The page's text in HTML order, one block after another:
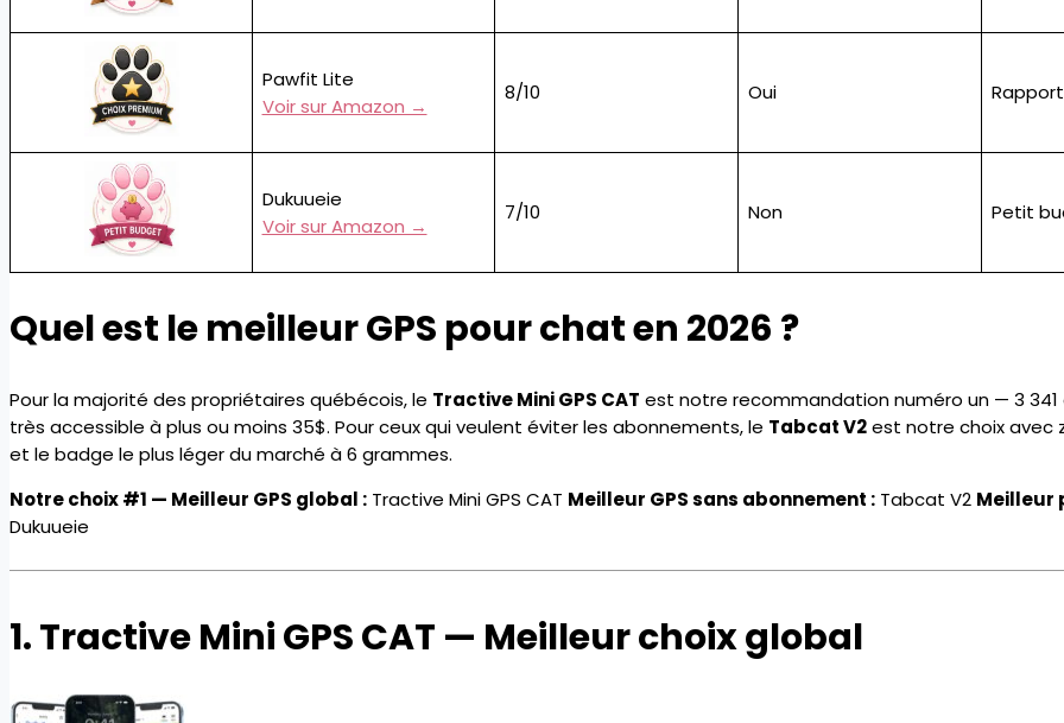
Pawfit Lite
Voir sur Amazon →
8/10 Oui
Dukuueie
Voir sur Amazon →
7/10 Non Petit
Quel est le meilleur GPS pour chat en 2026 ?
Pour la majorité des propriétaires québécois, le Tractive Mini GPS CAT est notre recommandation numéro un — 3 341
très accessible à plus ou moins 35$. Pour ceux qui veulent éviter les abonnements, le Tabcat V2est notre choix avec
et le badge le plus léger du marché à 6 grammes.
Notre choix #1 — Meilleur GPS global : Tractive Mini GPS CAT Meilleur GPS sans abonnement : Tabcat V2 Meilleur
Dukuueie
1. Tractive Mini GPS CAT — Meilleur choix global